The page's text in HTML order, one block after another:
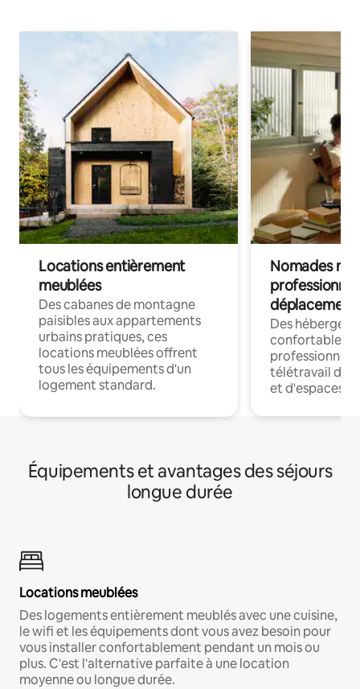
Locations entièrement
meublées
Des cabanes de montagne
paisibles aux appartements
urbains pratiques, ces
locations meublées offrent
tous les équipements d'un
logement standard.
Nomades
déplacement
Des
confortables
professionnels
télétravail
et d'espaces
Équipements et avantages des séjours
longue durée
Locations meublées
Des logements entièrement meublés avec une cuisine,
le wifi et les équipements dont vous avez besoin pour
vous installer confortablement pendant un mois ou
plus. C'est l'alternative parfaite à une location
moyenne ou longue durée.